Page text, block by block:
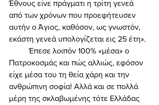
Έθνους είνε πράγματι η τρίτη γενεά
από των χρόνων που προεφήτευσεν
αυτήν ο Άγιος, καθόσον, ως γνωστόν,
εκάστη γενεά υπολογίζεται εις 25 έτη».
	Έπεσε λοιπόν 100% «μέσα» ο
Πατροκοσμάς και πώς αλλιώς, εφόσον
είχε μέσα του τη θεία χάρη και την
ανθρώπινη σοφία! Αλλά και σε πολλά
μέρη της σκλαβωμένης τότε Ελλάδας